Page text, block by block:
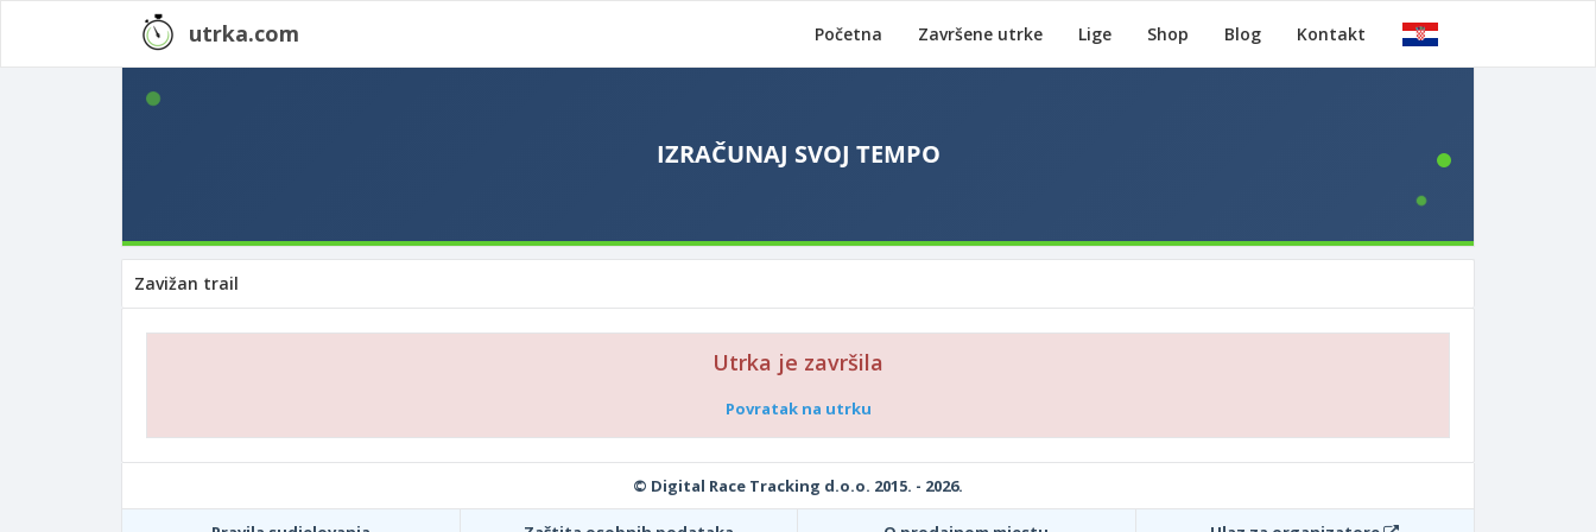
utrka.com Početna Završene utrke Lige Shop Blog Kontakt
Zavižan trail
Utrka je završila
Povratak na utrku
© Digital Race Tracking d.o.o. 2015. - 2026.